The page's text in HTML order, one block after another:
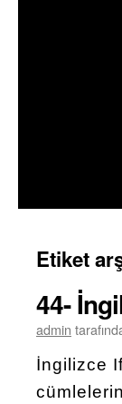
Etiket
44-
admin
İngilizce